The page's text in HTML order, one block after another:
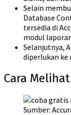
Selain
Database
tersedia di
modul
Selanjutnya,
diperlukan ke
Cara
Sumber: